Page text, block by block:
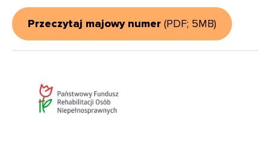
Przeczytaj majowy numer(PDF; 5MB)